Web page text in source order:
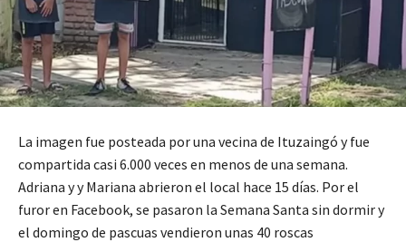
La imagen fue posteada por una vecina de Ituzaingó y fue
compartida casi 6.000 veces en menos de una semana.
Adriana y y Mariana abrieron el local hace 15 días. Por el
furor en Facebook, se pasaron la Semana Santa sin dormir y
el domingo de pascuas vendieron unas 40 roscas